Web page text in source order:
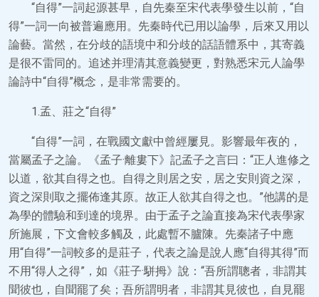
“自得”一詞起源甚早，自先秦至宋代表學發生以前，“自
得”一詞一向被普遍應用。先秦時代已用以論學，后來又用以
論藝。當然，在分歧的語境中和分歧的話語體系中，其寄義
是很不雷同的。追述并理清其意義變更，對熟悉宋元人論學
論詩中“自得”概念，是非常需要的。
1.孟、莊之“自得”
“自得”一詞，在戰國文獻中曾經屢見。影響最年夜的，
當屬孟子之論。《孟子·離婁下》記孟子之言曰：“正人進修之
以道，欲其自得之也。自得之則居之安，居之安則資之深，
資之深則取之擺佈逢其原。故正人欲其自得之也。”他講的是
為學的體驗和到達的境界。由于孟子之論直接為宋代表學家
所施展，下文會較多觸及，此處暫不臚陳。先秦諸子中應
用“自得”一詞較多的是莊子，代表之論是說人應“自得其得”而
不用“得人之得”，如《莊子·駢拇》說：“吾所謂聰者，非謂其
聞彼也，自聞罷了矣；吾所謂明者，非謂其見彼也，自見罷